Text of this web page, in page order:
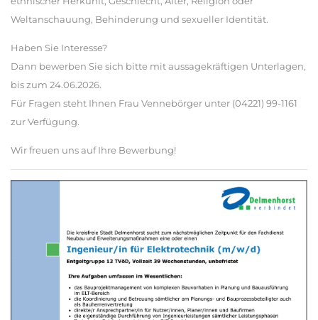
Weltanschauung, Behinderung und sexueller Identität.
Haben Sie Interesse?
Dann bewerben Sie sich bitte mit aussagekräftigen Unterlagen,
bis zum 24.06.2026.
Für Fragen steht Ihnen Frau Vennebörger unter (04221) 99-1161
zur Verfügung.
Wir freuen uns auf Ihre Bewerbung!